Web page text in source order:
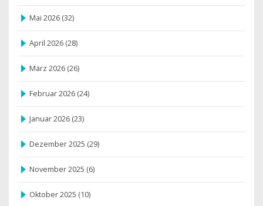
Mai 2026 (32)
April 2026 (28)
März 2026 (26)
Februar 2026 (24)
Januar 2026 (23)
Dezember 2025 (29)
November 2025 (6)
Oktober 2025 (10)